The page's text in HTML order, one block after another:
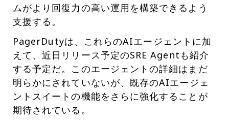
ムがより回復力の高い運用を構築できるよう
支援する。
PagerDutyは、これらのAIエージェントに加
えて、近日リリース予定のSRE Agentも紹介
する予定だ。このエージェントの詳細はまだ
明らかにされていないが、既存のAIエージェ
ントスイートの機能をさらに強化することが
期待されている。